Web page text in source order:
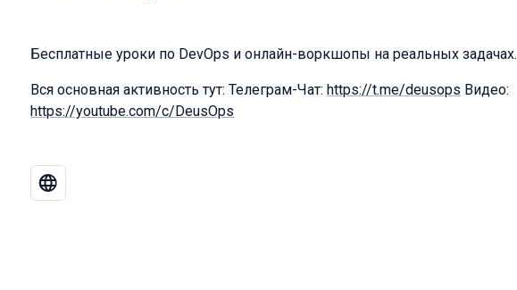
Бесплатные уроки по DevOps и онлайн-воркшопы на реальных задачах.
Вся основная активность тут: Телеграм-Чат: https://t.me/deusops Видео:
https://youtube.com/c/DeusOps